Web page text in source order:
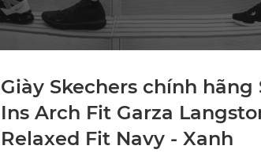
Giày Skechers chính hãng
Ins Arch Fit Garza
Relaxed Fit Navy - Xanh